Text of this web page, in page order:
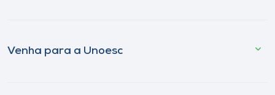
Venha para a Unoesc